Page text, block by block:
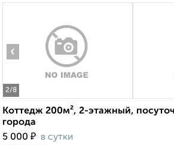
2/8
‹
Коттедж 200м², 2-этажный,
города
5 000 ₽ в сутки